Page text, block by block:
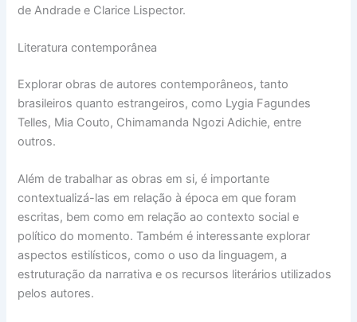
de Andrade e Clarice Lispector.
Literatura contemporânea
Explorar obras de autores contemporâneos, tanto
brasileiros quanto estrangeiros, como Lygia Fagundes
Telles, Mia Couto, Chimamanda Ngozi Adichie, entre
outros.
Além de trabalhar as obras em si, é importante
contextualizá-las em relação à época em que foram
escritas, bem como em relação ao contexto social e
político do momento. Também é interessante explorar
aspectos estilísticos, como o uso da linguagem, a
estruturação da narrativa e os recursos literários utilizados
pelos autores.